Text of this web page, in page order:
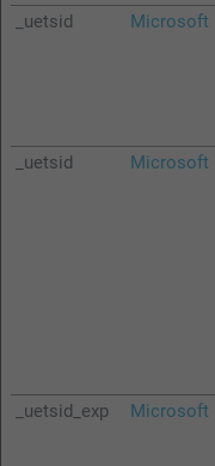
_uetsid Microsoft
_uetsid Microsoft
_uetsid_exp Microsoft